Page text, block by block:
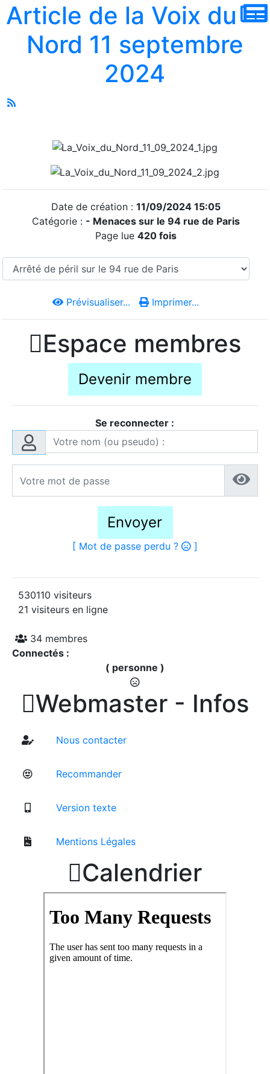
Article de la Voix du
Nord 11 septembre
2024
Date de création : 11/09/2024 15:05
Catégorie : - Menaces sur le 94 rue de Paris
Page lue 420 fois
Prévisualiser... Imprimer...
Espace membres
Devenir membre
Se reconnecter :
Envoyer
[ Mot de passe perdu ? ]
530110 visiteurs
21 visiteurs en ligne
34 membres
Connectés :
( personne )
Webmaster - Infos
Nous contacter
Recommander
Version texte
Mentions Légales
Calendrier